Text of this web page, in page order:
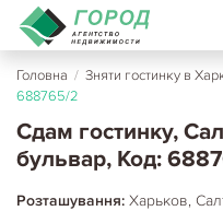
Головна / Зняти гостинку в
688765/2
Сдам гостинку,
бульвар, Код:
Розташування: Харьков,